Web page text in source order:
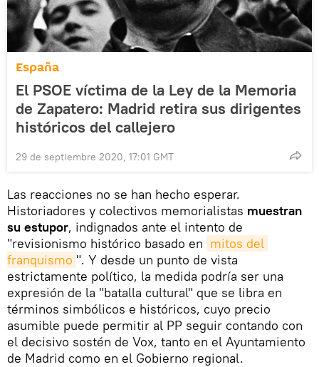
España
El PSOE víctima de la Ley de la Memoria
de Zapatero: Madrid retira sus dirigentes
históricos del callejero
29 de septiembre 2020, 17:01 GMT
Las reacciones no se han hecho esperar.
Historiadores y colectivos memorialistas muestran
su estupor, indignados ante el intento de
"revisionismo histórico basado en mitos del
franquismo ". Y desde un punto de vista
estrictamente político, la medida podría ser una
expresión de la "batalla cultural" que se libra en
términos simbólicos e históricos, cuyo precio
asumible puede permitir al PP seguir contando con
el decisivo sostén de Vox, tanto en el Ayuntamiento
de Madrid como en el Gobierno regional.